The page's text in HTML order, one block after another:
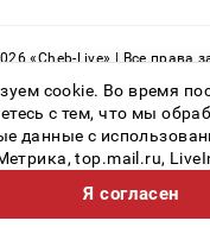
«Cheb-Live» | Все права
Возрастная категория
Политика
cookie. Во время
с тем, что мы
данные с
top.mail.ru,
Я согласен